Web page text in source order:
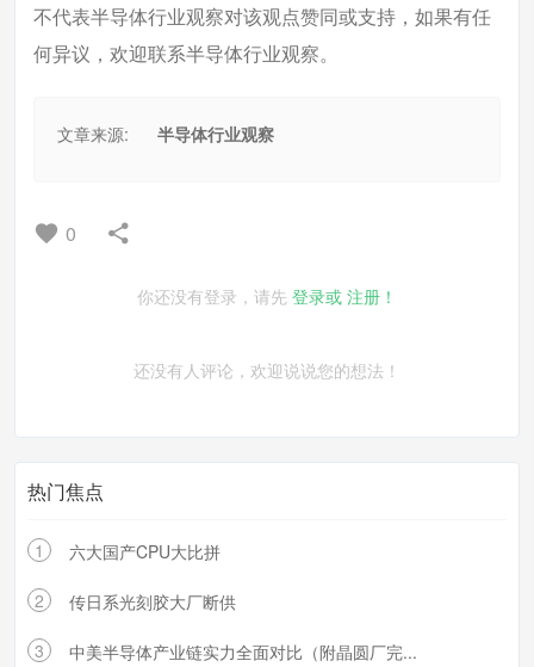
不代表半导体行业观察对该观点赞同或支持，如果有任
何异议，欢迎联系半导体行业观察。
文章来源: 半导体行业观察
0
你还没有登录，请先 登录或 注册！
还没有人评论，欢迎说说您的想法！
热门焦点
1 六大国产CPU大比拼
2 传日系光刻胶大厂断供
3 中美半导体产业链实力全面对比（附晶圆厂完...